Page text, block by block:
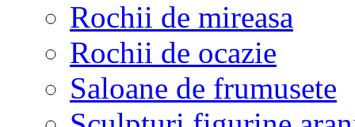
Rochii de mireasa
Rochii de ocazie
Saloane de frumusete